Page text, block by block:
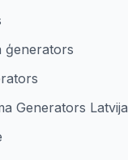
ģenerators
Generators Latvija